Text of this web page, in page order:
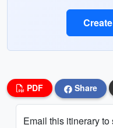
PDF Share
Email this itinerary to